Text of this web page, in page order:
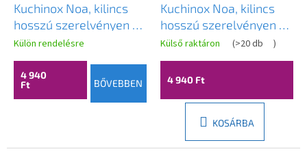
Kuchinox Noa, kilincs
hosszú szerelvényen PZ
zárbetéthez, patinás,
LAV-KNA_415A
Külön rendelésre
4 940
Ft
BŐVEBBEN
Kuchinox Noa, kilincs
hosszú szerelvényen PZ
zárbetéthez, patinás,
LAV-KNA_412A
Külső raktáron (>20 db )
4 940 Ft
KOSÁRBA